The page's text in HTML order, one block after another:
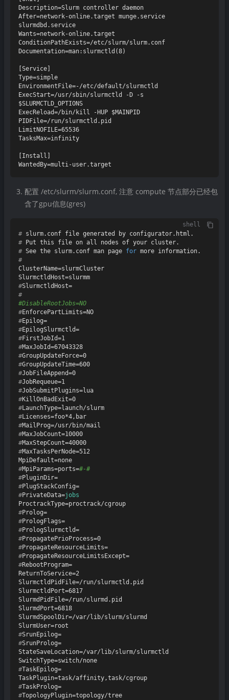
Description=Slurm controller daemon
After=network-online.target munge.service
slurmdbd.service
Wants=network-online.target
ConditionPathExists=/etc/slurm/slurm.conf
Documentation=man:slurmctld(8)
[Service]
Type=simple
EnvironmentFile=-/etc/default/slurmctld
ExecStart=/usr/sbin/slurmctld -D -s
$SLURMCTLD_OPTIONS
ExecReload=/bin/kill -HUP $MAINPID
PIDFile=/run/slurmctld.pid
LimitNOFILE=65536
TasksMax=infinity
[Install]
配置 /etc/slurm/slurm.conf, 注意 compute 节点部分已经包
含了gpu信息(gres)
shell
# slurm.conf file generated by configurator.html.
# Put this file on all nodes of your cluster.
# See the slurm.conf man page for more information.
#
ClusterName=slurmCluster
#SlurmctldHost=
#
#DisableRootJobs=NO
#EnforcePartLimits=NO
#Epilog=
#EpilogSlurmctld=
#FirstJobId=1
#MaxJobId=67043328
#GroupUpdateForce=0
#GroupUpdateTime=600
#JobFileAppend=0
#JobRequeue=1
#JobSubmitPlugins=lua
#KillOnBadExit=0
#LaunchType=launch/slurm
#Licenses=foo*4,bar
#MailProg=/usr/bin/mail
#MaxJobCount=10000
#MaxStepCount=40000
#MaxTasksPerNode=512
#MpiParams=ports=#-#
#PluginDir=
#PlugStackConfig=
#PrivateData=jobs
#Prolog=
#PrologFlags=
#PrologSlurmctld=
#PropagatePrioProcess=0
#PropagateResourceLimits=
#PropagateResourceLimitsExcept=
#RebootProgram=
ReturnToService=2
SlurmctldPidFile=/run/slurmctld.pid
SlurmctldPort=6817
SlurmdPidFile=/run/slurmd.pid
SlurmdPort=6818
SlurmdSpoolDir=/var/lib/slurm/slurmd
#SrunEpilog=
#SrunProlog=
StateSaveLocation=/var/lib/slurm/slurmctld
#TaskEpilog=
#TaskProlog=
#TopologyPlugin=topology/tree